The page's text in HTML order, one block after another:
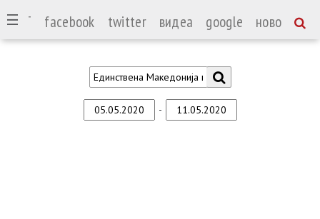
facebook twitter видеа google ново
-